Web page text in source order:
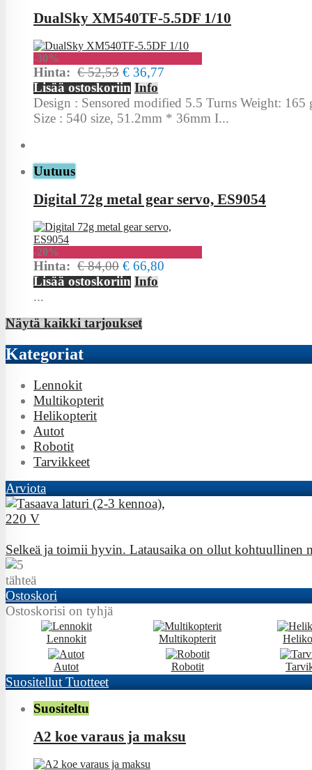
DualSky XM540TF-5.5DF 1/10
-30%
Hinta: € 52,53 € 36,77
Lisää ostoskoriin Info
Design : Sensored modified 5.5 Turns Weight: 165
Size : 540 size, 51.2mm * 36mm I...
Uutuus
Digital 72g metal gear servo, ES9054
-20%
Hinta: € 84,00 € 66,80
Lisää ostoskoriin Info
...
Näytä kaikki tarjoukset
Kategoriat
Lennokit
Multikopterit
Helikopterit
Autot
Robotit
Tarvikkeet
Arviota
Selkeä ja toimii hyvin. Latausaika on ollut kohtuullinen
Ostoskori
Ostoskorisi on tyhjä
Lennokit Multikopterit
Autot Robotit
SuositellutTuotteet
Suositeltu
A2 koe varaus ja maksu